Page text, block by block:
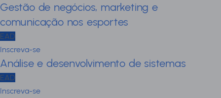
Gestão de negócios, marketing e
comunicação nos esportes
EAD
Inscreva-se
Análise e desenvolvimento de sistemas
EAD
Inscreva-se